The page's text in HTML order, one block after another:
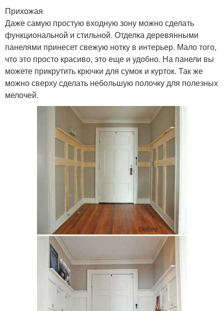
Прихожая
Даже самую простую входную зону можно сделать
функциональной и стильной. Отделка деревянными
панелями принесет свежую нотку в интерьер. Мало того,
что это просто красиво, это еще и удобно. На панели вы
можете прикрутить крючки для сумок и курток. Так же
можно сверху сделать небольшую полочку для полезных
мелочей.